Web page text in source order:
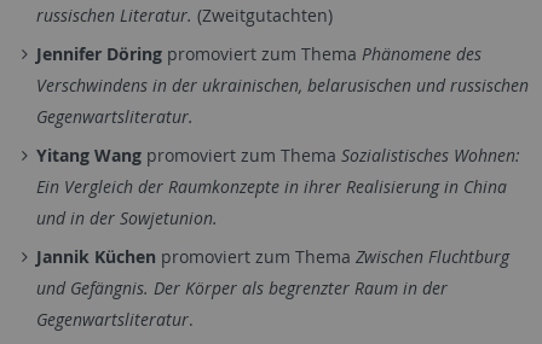
russischen Literatur.(Zweitgutachten)
Jennifer Döring promoviert zum Thema Phänomene des
Verschwindens in der ukrainischen, belarusischen und russischen
Gegenwartsliteratur.
Yitang Wang promoviert zum ThemaSozialistisches Wohnen:
Ein Vergleich der Raumkonzepte in ihrer Realisierung in China
und in der Sowjetunion.
Jannik Küchen promoviert zum ThemaZwischen Fluchtburg
und Gefängnis. Der Körper als begrenzter Raum in der
Gegenwartsliteratur.